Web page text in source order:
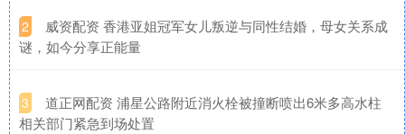
2
​威资配资 香港亚姐冠军女儿叛逆与同性结婚，母女关系成
谜，如今分享正能量
3
​道正网配资 浦星公路附近消火栓被撞断喷出6米多高水柱
相关部门紧急到场处置